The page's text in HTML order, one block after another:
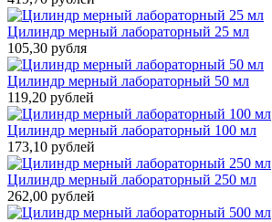
Цилиндр мерный лабораторный 25 мл
105,30 рубля
Цилиндр мерный лабораторный 50 мл
119,20 рублей
Цилиндр мерный лабораторный 100 мл
173,10 рублей
Цилиндр мерный лабораторный 250 мл
262,00 рублей